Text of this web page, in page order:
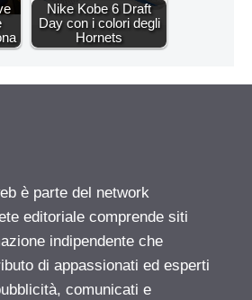
Nike Kobe 6 Draft
Day con i colori degli
Hornets
è parte del network
editoriale comprende siti
indipendente che
di appassionati ed esperti
comunicati e